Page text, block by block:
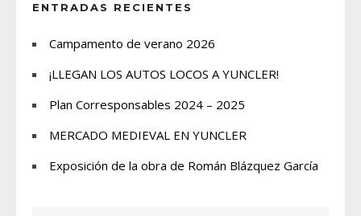
ENTRADAS RECIENTES
Campamento de verano 2026
¡LLEGAN LOS AUTOS LOCOS A YUNCLER!
Plan Corresponsables 2024 – 2025
MERCADO MEDIEVAL EN YUNCLER
Exposición de la obra de Román Blázquez García